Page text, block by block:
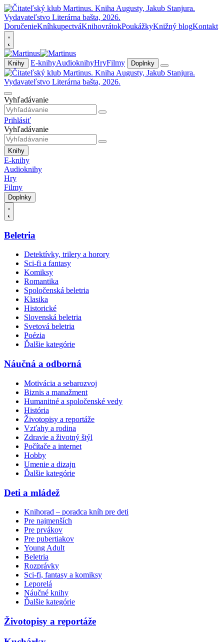
DoručenieKníhkupectváKnihovrátokPoukážkyKnižný blogKontakt
Knihy E-knihyAudioknihyHryFilmy Doplnky
Vyhľadávanie
Prihlásiť
Vyhľadávanie
Knihy
E-knihy
Audioknihy
Hry
Filmy
Doplnky
Beletria
Detektívky, trilery a horory
Sci-fi a fantasy
Komiksy
Romantika
Spoločenská beletria
Klasika
Historické
Slovenská beletria
Svetová beletria
Poézia
Ďalšie kategórie
Náučná a odborná
Motivácia a sebarozvoj
Biznis a manažment
Humanitné a spoločenské vedy
História
Životopisy a reportáže
Vzťahy a rodina
Zdravie a životný štýl
Počítače a internet
Hobby
Umenie a dizajn
Ďalšie kategórie
Deti a mládež
Knihorad – poradca kníh pre deti
Pre najmenších
Pre prvákov
Pre pubertiakov
Young Adult
Beletria
Rozprávky
Sci-fi, fantasy a komiksy
Leporelá
Náučné knihy
Ďalšie kategórie
Životopisy a reportáže